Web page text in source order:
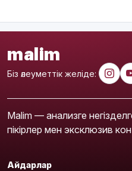
malim
Біз әлеуметтік желіде:
Malim — анализге
пікірлер мен эксклюзив
Айдарлар